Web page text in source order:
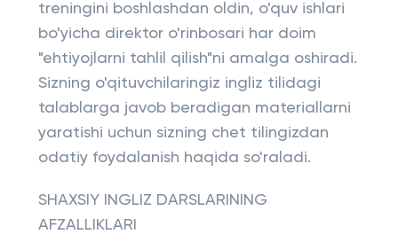
treningini boshlashdan oldin, o'quv ishlari
bo'yicha direktor o'rinbosari har doim
"ehtiyojlarni tahlil qilish"ni amalga oshiradi.
Sizning o'qituvchilaringiz ingliz tilidagi
talablarga javob beradigan materiallarni
yaratishi uchun sizning chet tilingizdan
odatiy foydalanish haqida so'raladi.
SHAXSIY INGLIZ DARSLARINING
AFZALLIKLARI